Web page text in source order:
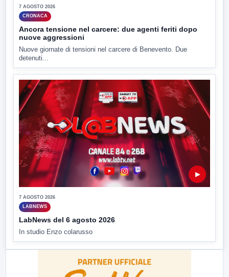
7 AGOSTO 2026
CRONACA
Ancora tensione nel carcere: due agenti feriti dopo
nuove aggressioni
Nuove giornate di tensioni nel carcere di Benevento. Due
detenuti...
▶
7 AGOSTO 2026
LABNEWS
LabNews del 6 agosto 2026
In studio Enzo colarusso